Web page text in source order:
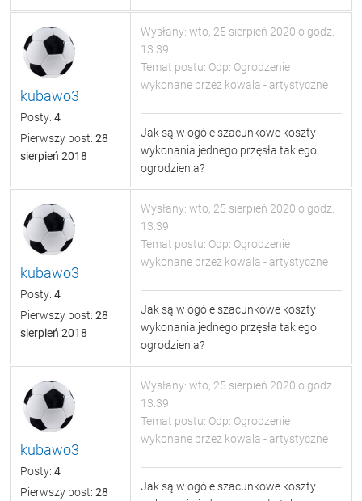
kubawo3
Posty: 4
Pierwszy post: 28
sierpień 2018
Wysłany: wto, 25 sierpień 2020 o godz.
13:39
Temat postu: Odp: Ogrodzenie
wykonane przez kowala - artystyczne
Jak są w ogóle szacunkowe koszty
wykonania jednego przęsła takiego
ogrodzienia?
kubawo3
Posty: 4
Pierwszy post: 28
sierpień 2018
Wysłany: wto, 25 sierpień 2020 o godz.
13:39
Temat postu: Odp: Ogrodzenie
wykonane przez kowala - artystyczne
Jak są w ogóle szacunkowe koszty
wykonania jednego przęsła takiego
ogrodzienia?
kubawo3
Posty: 4
Pierwszy post: 28
Wysłany: wto, 25 sierpień 2020 o godz.
13:39
Temat postu: Odp: Ogrodzenie
wykonane przez kowala - artystyczne
Jak są w ogóle szacunkowe koszty